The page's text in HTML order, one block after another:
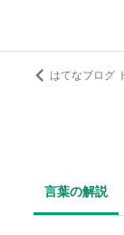
はてなブログ
言葉の解説